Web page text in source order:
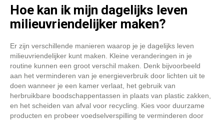
Hoe kan ik mijn dagelijks leven
milieuvriendelijker maken?
Er zijn verschillende manieren waarop je je dagelijks leven
milieuvriendelijker kunt maken. Kleine veranderingen in je
routine kunnen een groot verschil maken. Denk bijvoorbeeld
aan het verminderen van je energieverbruik door lichten uit te
doen wanneer je een kamer verlaat, het gebruik van
herbruikbare boodschappentassen in plaats van plastic zakken,
en het scheiden van afval voor recycling. Kies voor duurzame
producten en probeer voedselverspilling te verminderen door